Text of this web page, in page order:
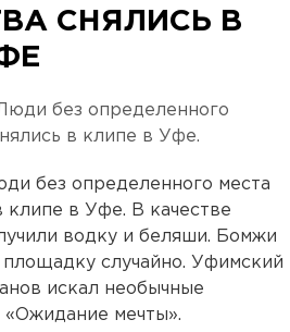
СНЯЛИСЬ В
без определенного
в клипе в Уфе.
без определенного места
клипе в Уфе. В качестве
водку и беляши. Бомжи
случайно. Уфимский
искал необычные
мечты».